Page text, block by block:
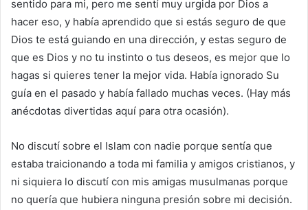
sentido para mi, pero me sentí muy urgida por Dios a
hacer eso, y había aprendido que si estás seguro de que
Dios te está guiando en una dirección, y estas seguro de
que es Dios y no tu instinto o tus deseos, es mejor que lo
hagas si quieres tener la mejor vida. Había ignorado Su
guía en el pasado y había fallado muchas veces. (Hay más
anécdotas divertidas aquí para otra ocasión).
No discutí sobre el Islam con nadie porque sentía que
estaba traicionando a toda mi familia y amigos cristianos, y
ni siquiera lo discutí con mis amigas musulmanas porque
no quería que hubiera ninguna presión sobre mi decisión.